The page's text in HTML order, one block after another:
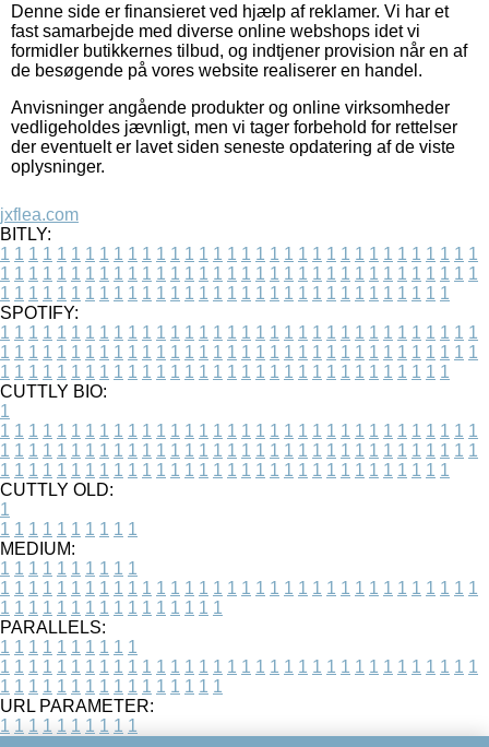
Denne side er finansieret ved hjælp af reklamer. Vi har et
fast samarbejde med diverse online webshops idet vi
formidler butikkernes tilbud, og indtjener provision når en af
de besøgende på vores website realiserer en handel.
Anvisninger angående produkter og online virksomheder
vedligeholdes jævnligt, men vi tager forbehold for rettelser
der eventuelt er lavet siden seneste opdatering af de viste
oplysninger.
jxflea.com
BITLY:
1 1 1 1 1 1 1 1 1 1 1 1 1 1 1 1 1 1 1 1 1 1 1 1 1 1 1 1 1 1 1 1 1 1
1 1 1 1 1 1 1 1 1 1 1 1 1 1 1 1 1 1 1 1 1 1 1 1 1 1 1 1 1 1 1 1 1 1
1 1 1 1 1 1 1 1 1 1 1 1 1 1 1 1 1 1 1 1 1 1 1 1 1 1 1 1 1 1 1 1
SPOTIFY:
1 1 1 1 1 1 1 1 1 1 1 1 1 1 1 1 1 1 1 1 1 1 1 1 1 1 1 1 1 1 1 1 1 1
1 1 1 1 1 1 1 1 1 1 1 1 1 1 1 1 1 1 1 1 1 1 1 1 1 1 1 1 1 1 1 1 1 1
1 1 1 1 1 1 1 1 1 1 1 1 1 1 1 1 1 1 1 1 1 1 1 1 1 1 1 1 1 1 1 1
CUTTLY BIO:
1
1 1 1 1 1 1 1 1 1 1 1 1 1 1 1 1 1 1 1 1 1 1 1 1 1 1 1 1 1 1 1 1 1 1
1 1 1 1 1 1 1 1 1 1 1 1 1 1 1 1 1 1 1 1 1 1 1 1 1 1 1 1 1 1 1 1 1 1
1 1 1 1 1 1 1 1 1 1 1 1 1 1 1 1 1 1 1 1 1 1 1 1 1 1 1 1 1 1 1 1
CUTTLY OLD:
1
1 1 1 1 1 1 1 1 1 1
MEDIUM:
1 1 1 1 1 1 1 1 1 1
1 1 1 1 1 1 1 1 1 1 1 1 1 1 1 1 1 1 1 1 1 1 1 1 1 1 1 1 1 1 1 1 1 1
1 1 1 1 1 1 1 1 1 1 1 1 1 1 1 1
PARALLELS:
1 1 1 1 1 1 1 1 1 1
1 1 1 1 1 1 1 1 1 1 1 1 1 1 1 1 1 1 1 1 1 1 1 1 1 1 1 1 1 1 1 1 1 1
1 1 1 1 1 1 1 1 1 1 1 1 1 1 1 1
URL PARAMETER:
1 1 1 1 1 1 1 1 1 1